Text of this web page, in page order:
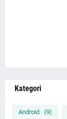
Kategori
Android (9)